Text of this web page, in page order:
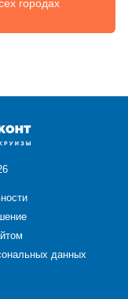
городах
данных